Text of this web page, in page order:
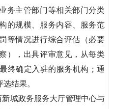
务主管部门等相关部门分类
的规模、服务内容、服务范
等情况进行综合评估（必要
），出具评审意见，从每类
终确定入驻的服务机构；通
结果。
城政务服务大厅管理中心与